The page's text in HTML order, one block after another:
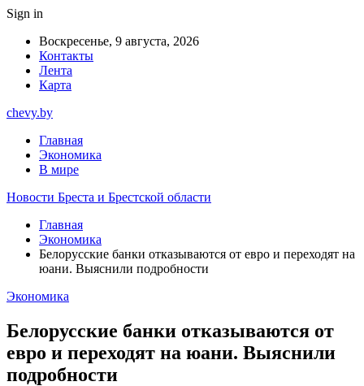
Sign in
Воскресенье, 9 августа, 2026
Контакты
Лента
Карта
chevy.by
Главная
Экономика
В мире
Новости Бреста и Брестской области
Главная
Экономика
Белорусские банки отказываются от евро и переходят на
юани. Выяснили подробности
Экономика
Белорусские банки отказываются от
евро и переходят на юани. Выяснили
подробности